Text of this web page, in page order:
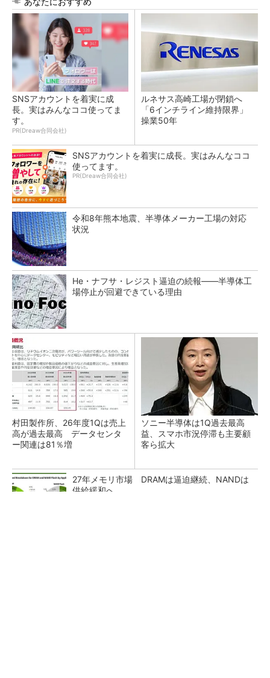
SNSアカウントを着実に成
長。実はみんなココ使ってま
す。
PR(Dreaw合同会社)
ルネサス高崎工場が閉鎖へ
「6インチライン維持限界」
操業50年
SNSアカウントを着実に成長。実はみんなココ
使ってます。
PR(Dreaw合同会社)
令和8年熊本地震、半導体メーカー工場の対応
状況
He・ナフサ・レジスト逼迫の続報――半導体工
場停止が回避できている理由
村田製作所、26年度1Qは売上
高が過去最高 データセンタ
ー関連は81％増
ソニー半導体は1Q過去最高
益、スマホ市況停滞も主要顧
客ら拡大
27年メモリ市場 DRAMは逼迫継続、NANDは
供給緩和へ